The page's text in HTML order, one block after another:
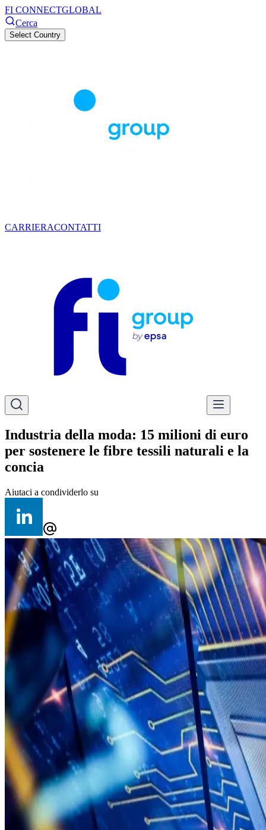
FI CONNECTGLOBAL
Cerca
Select Country
CARRIERACONTATTI
Industria della moda: 15 milioni di euro
per sostenere le fibre tessili naturali e la
concia
Aiutaci a condividerlo su